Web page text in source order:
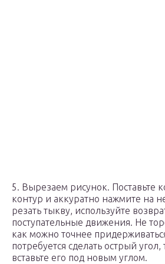
5. Вырезаем рисунок. Поставьте
контур и аккуратно нажмите на
резать тыкву, используйте
поступательные движения. Не
как можно точнее
потребуется сделать острый
вставьте его под новым углом.